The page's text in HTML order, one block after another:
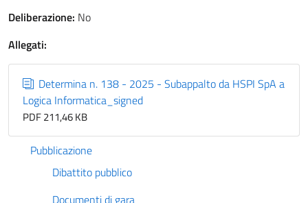
Deliberazione: No
Allegati:
Determina n. 138 - 2025 - Subappalto da HSPI SpA a
Logica Informatica_signed
PDF 211,46 KB
Pubblicazione
Dibattito pubblico
Documenti di gara